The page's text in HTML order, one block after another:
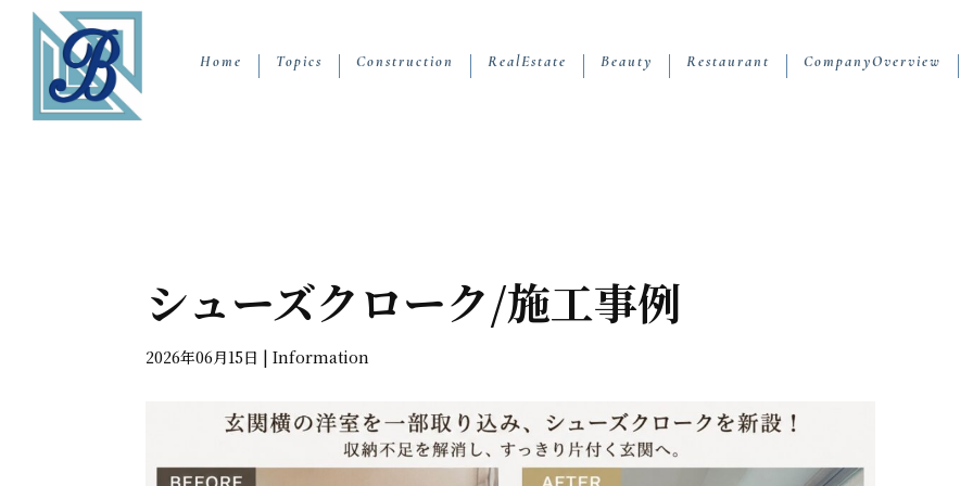
Home Topics Construction RealEstate Beauty Restaurant CompanyOverview
シューズクローク/施工事例
2026年06月15日 |Information